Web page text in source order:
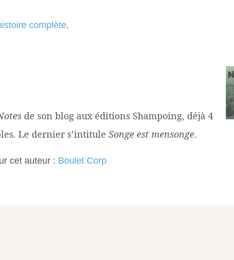
complète.
de son blog aux éditions Shampoing, déjà 4
Le dernier s’intitule Songe est mensonge.
cet auteur : Boulet Corp